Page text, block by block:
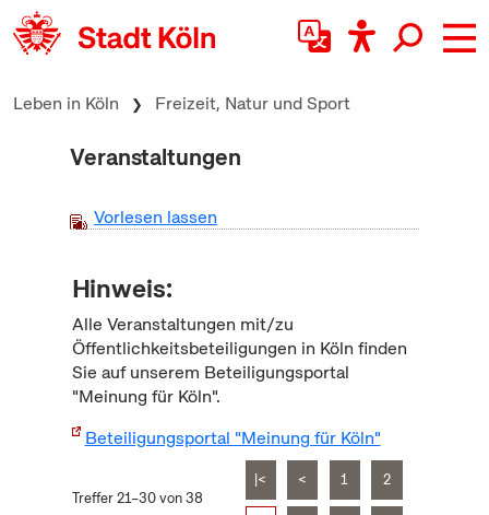
zum Inhalt springen
Leben in Köln Freizeit, Natur und Sport
Veranstaltungen
Vorlesen lassen
Hinweis:
Alle Veranstaltungen mit/zu
Öffentlichkeitsbeteiligungen in Köln finden
Sie auf unserem Beteiligungsportal
"Meinung für Köln".
Beteiligungsportal "Meinung für Köln"
Treffer 21–30 von 38
|< < 1 2